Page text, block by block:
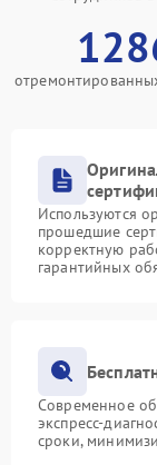
Используются
прошедшие
корректную
гарантийных
Современное
экспресс-
сроки,